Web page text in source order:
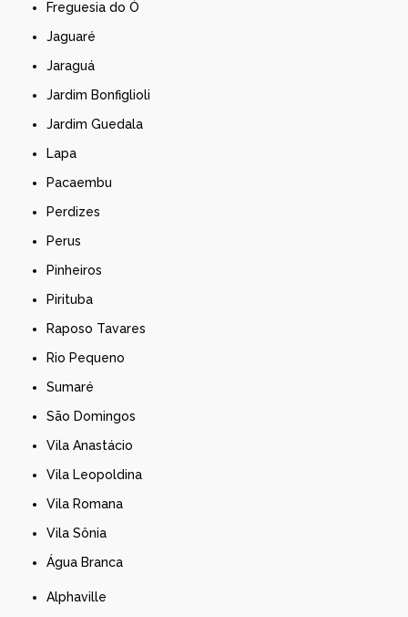
Freguesia do Ó
Jaguaré
Jaraguá
Jardim Bonfiglioli
Jardim Guedala
Lapa
Pacaembu
Perdizes
Perus
Pinheiros
Pirituba
Raposo Tavares
Rio Pequeno
Sumaré
São Domingos
Vila Anastácio
Vila Leopoldina
Vila Romana
Vila Sônia
Água Branca
Alphaville